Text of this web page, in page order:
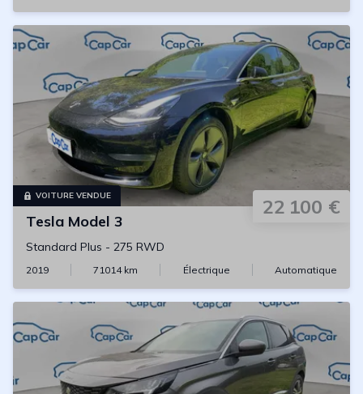
VOITURE VENDUE 22 100 €
Tesla Model 3
Standard Plus - 275 RWD
2019 71014km Électrique Automatique